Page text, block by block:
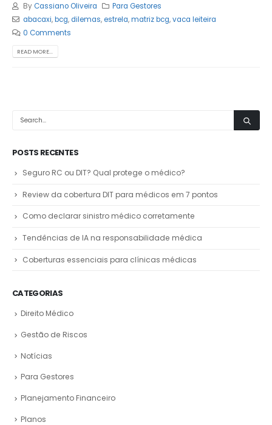
ByCassiano Oliveira
Para Gestores
abacaxi,bcg,dilemas,estrela,matriz bcg,vaca leiteira
0 Comments
READ MORE...
POSTS RECENTES
Seguro RC ou DIT? Qual protege o médico?
Review da cobertura DIT para médicos em 7 pontos
Como declarar sinistro médico corretamente
Tendências de IA na responsabilidade médica
Coberturas essenciais para clínicas médicas
CATEGORIAS
Direito Médico
Gestão de Riscos
Notícias
Para Gestores
Planejamento Financeiro
Planos